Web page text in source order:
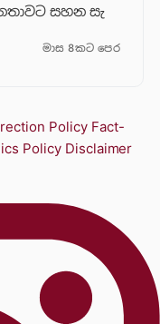
සහන සැ
මාස 8කට පෙර
Policy Fact-
Policy Disclaimer